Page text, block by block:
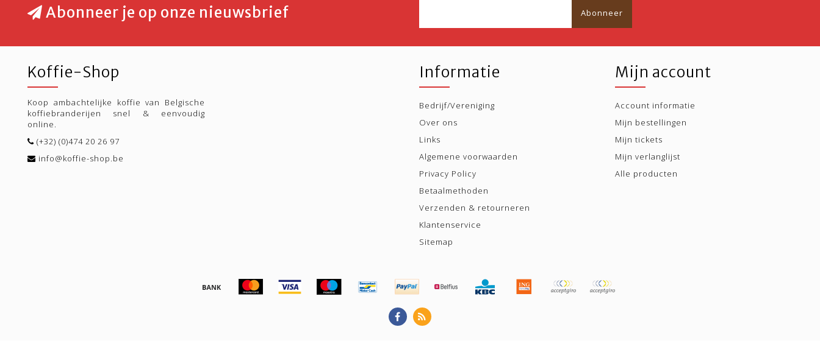
Abonneer je op onze nieuwsbrief Abonneer
Koffie-Shop
Koop ambachtelijke koffie van Belgische
koffiebranderijen snel & eenvoudig
online.
(+32) (0)474 20 26 97
info@koffie-shop.be
Informatie
Bedrijf/Vereniging
Over ons
Links
Algemene voorwaarden
Privacy Policy
Betaalmethoden
Verzenden & retourneren
Klantenservice
Sitemap
Mijn account
Account informatie
Mijn bestellingen
Mijn tickets
Mijn verlanglijst
Alle producten